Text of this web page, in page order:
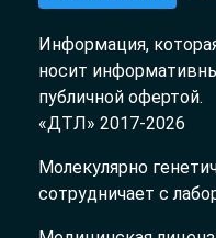
Информация,
носит
публичной офертой.
«ДТЛ» 2017-2026
Молекулярно
сотрудничает с